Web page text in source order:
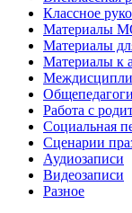
Классное
Материалы
Материалы
Материалы к
Работа с
Социальная
Сценарии
Аудиозаписи
Видеозаписи
Разное